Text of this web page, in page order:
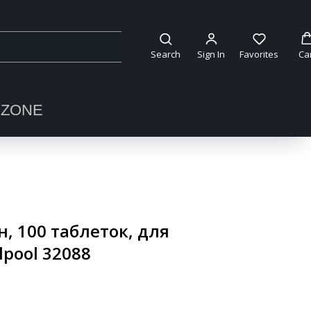
Search Sign In Favorites
100 таблеток, для
32088